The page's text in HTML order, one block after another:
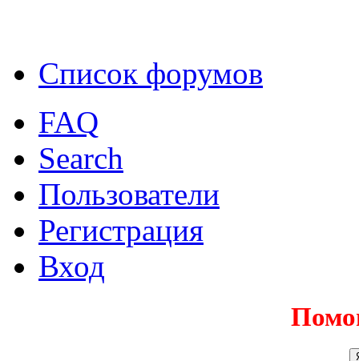
Список форумов
FAQ
Search
Пользователи
Регистрация
Вход